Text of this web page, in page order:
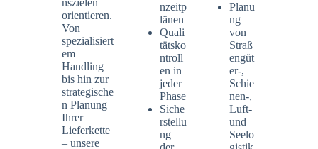
nszielen
orientieren.
Von
spezialisiert
em
Handling
bis hin zur
strategische
n Planung
Ihrer
Lieferkette
– unsere
nzeitp
länen
Quali
tätsko
ntroll
en in
jeder
Phase
Siche
rstellu
ng
Planu
ng
von
Straß
engüt
er-,
Schie
nen-,
Luft-
und
Seelo